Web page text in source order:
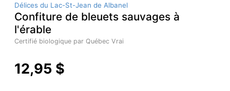
Délices du Lac-St-Jean de Albanel
Confiture de bleuets sauvages à
l'érable
Certifié biologique par Québec Vrai
12,95 $